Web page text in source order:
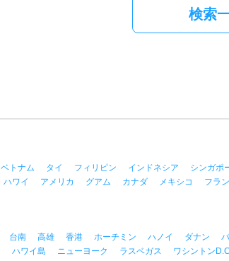
検索
ベトナム タイ フィリピン インドネシア シンガポ
ハワイ アメリカ グアム カナダ メキシコ フラ
台南 高雄 香港 ホーチミン ハノイ ダナン
ハワイ島 ニューヨーク ラスベガス ワシントン